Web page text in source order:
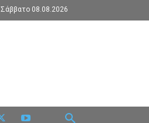
Σάββατο 08.08.2026